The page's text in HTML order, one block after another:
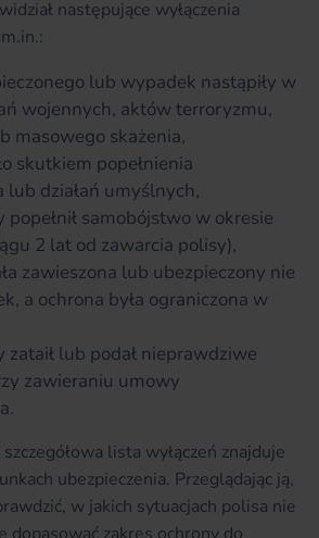
następujące wyłączenia
lub wypadek nastąpiły w
wojennych, aktów terroryzmu,
masowego skażenia,
skutkiem popełnienia
lub działań umyślnych,
popełnił samobójstwo w okresie
2 lat od zawarcia polisy),
zawieszona lub ubezpieczony nie
a ochrona była ograniczona w
zataił lub podał nieprawdziwe
zawieraniu umowy
lista wyłączeń znajduje
ubezpieczenia. Przeglądając ją,
w jakich sytuacjach polisa nie
dopasować zakres ochrony do